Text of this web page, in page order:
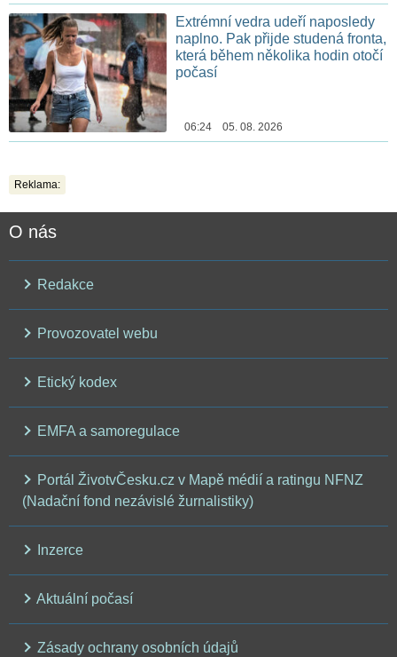
Extrémní vedra udeří naposledy
naplno. Pak přijde studená fronta,
která během několika hodin otočí
počasí
06:24 05. 08. 2026
Reklama:
O nás
Redakce
Provozovatel webu
Etický kodex
EMFA a samoregulace
Portál ŽivotvČesku.cz v Mapě médií a ratingu NFNZ
(Nadační fond nezávislé žurnalistiky)
Inzerce
Aktuální počasí
Zásady ochrany osobních údajů